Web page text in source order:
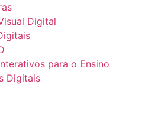
Digital
para o Ensino
Digitais